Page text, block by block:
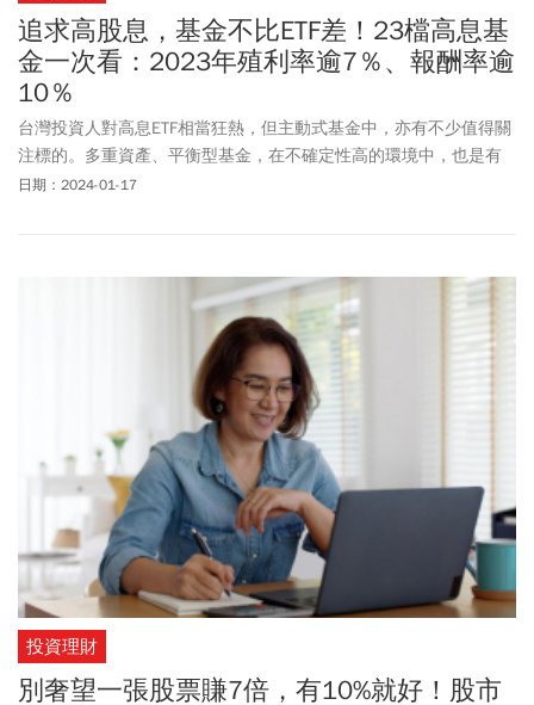
追求高股息，基金不比ETF差！23檔高息基
金一次看：2023年殖利率逾7％、報酬率逾
10％
台灣投資人對高息ETF相當狂熱，但主動式基金中，亦有不少值得關
注標的。多重資產、平衡型基金，在不確定性高的環境中，也是有
機會同時創造息收與績效的投資工具。
日期：2024-01-17
投資理財
別奢望一張股票賺7倍，有10%就好！股市